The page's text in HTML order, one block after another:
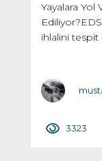
Yayalara Yol
ihlalini tespit
3323